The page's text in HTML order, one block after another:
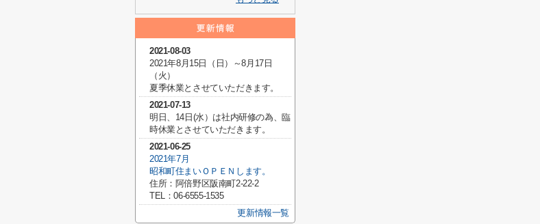
2021-08-03
2021年8月15日（日）～8月17日
（火）
夏季休業とさせていただきます。
2021-07-13
明日、14日(水）は社内研修の為、臨
時休業とさせていただきます。
2021-06-25
2021年7月
昭和町住まいＯＰＥＮします。
住所：阿倍野区阪南町2-22-2
TEL：06-6555-1535
更新情報一覧